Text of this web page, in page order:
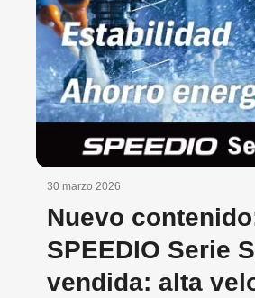
30 marzo 2026
Nuevo
SPEEDIO Serie
vendida: alta